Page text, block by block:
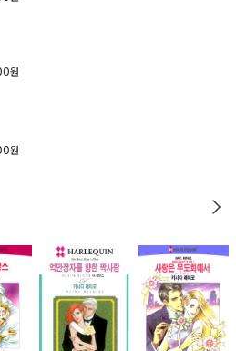
원
원